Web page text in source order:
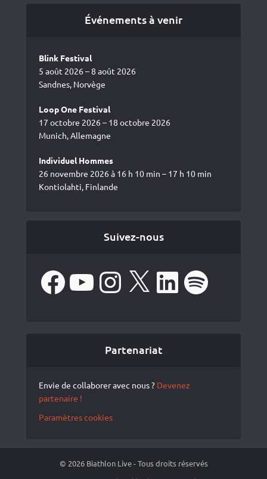
Événements à venir
Blink Festival
5 août 2026 – 8 août 2026
Sandnes, Norvège
Loop One Festival
17 octobre 2026 – 18 octobre 2026
Munich, Allemagne
Individuel Hommes
26 novembre 2026 à 16 h 10 min – 17 h 10 min
Kontiolahti, Finlande
Suivez-nous
FacebookYouTube Instagram LinkedIn Spotify
Partenariat
Envie de collaborer avec nous ? Devenez
partenaire !
Paramètres cookies
© 2026 Biathlon Live - Tous droits réservés